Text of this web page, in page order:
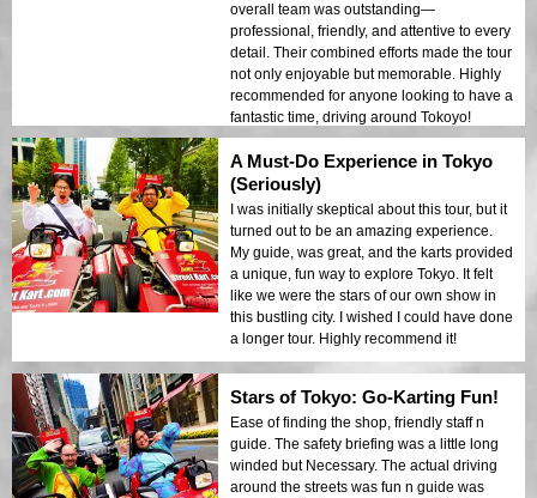
overall team was outstanding—
professional, friendly, and attentive to every
detail. Their combined efforts made the tour
not only enjoyable but memorable. Highly
recommended for anyone looking to have a
fantastic time, driving around Tokoyo!
A Must-Do Experience in Tokyo
(Seriously)
I was initially skeptical about this tour, but it
turned out to be an amazing experience.
My guide, was great, and the karts provided
a unique, fun way to explore Tokyo. It felt
like we were the stars of our own show in
this bustling city. I wished I could have done
a longer tour. Highly recommend it!
Stars of Tokyo: Go-Karting Fun!
Ease of finding the shop, friendly staff n
guide. The safety briefing was a little long
winded but Necessary. The actual driving
around the streets was fun n guide was